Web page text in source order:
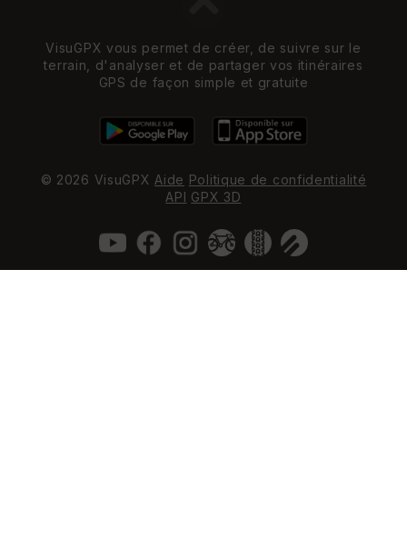
VisuGPX vous permet de créer, de suivre sur le
terrain, d'analyser et de partager vos itinéraires
GPS de façon simple et gratuite
© 2026 VisuGPX Aide Politique de confidentialité
API GPX 3D